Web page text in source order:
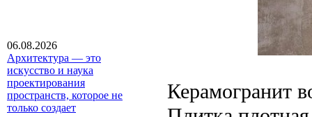
06.08.2026
Архитектура — это
искусство и наука
проектирования
пространств, которое не
только создает
Керамогранит